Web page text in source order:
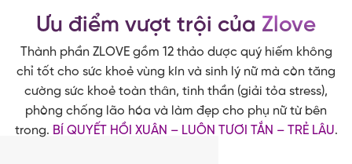
Ưu điểm vượt trội của Zlove
Thành phần ZLOVE gồm 12 thảo dược quý hiếm không
chỉ tốt cho sức khoẻ vùng kín và sinh lý nữ mà còn tăng
cường sức khoẻ toàn thân, tinh thần (giải tỏa stress),
phòng chống lão hóa và làm đẹp cho phụ nữ từ bên
trong. BÍ QUYẾT HỒI XUÂN – LUÔN TƯƠI TẮN – TRẺ LÂU.